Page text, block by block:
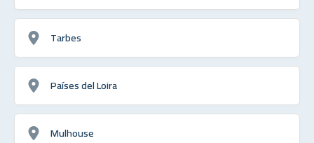
Tarbes
Países del Loira
Mulhouse